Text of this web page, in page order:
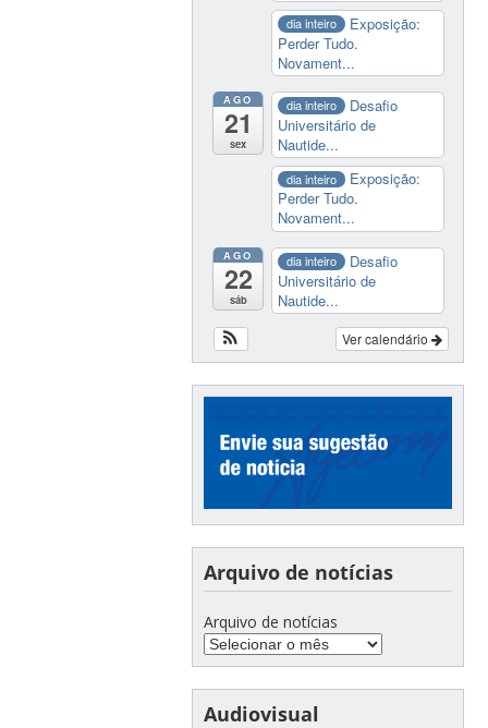
dia inteiro
Exposição:
Perder Tudo.
Novament...
AGO
21
sex
dia inteiro
Desafio
Universitário de
Nautide...
dia inteiro
Exposição:
Perder Tudo.
Novament...
AGO
22
sáb
dia inteiro
Desafio
Universitário de
Nautide...
Ver calendário
Arquivo de notícias
Arquivo de notícias
Audiovisual